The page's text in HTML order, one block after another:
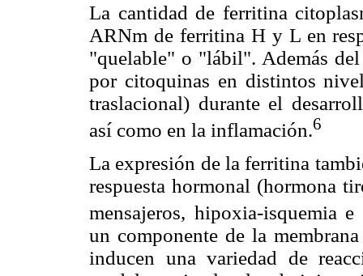
La cantidad de ferritina
ARNm de ferritina H y L en
"quelable" o "lábil". Además
por citoquinas en distintos
traslacional) durante el
así como en la inflamación.6
La expresión de la ferritina
respuesta hormonal (hormona
mensajeros, hipoxia-isquemia
un componente de la
inducen una variedad de